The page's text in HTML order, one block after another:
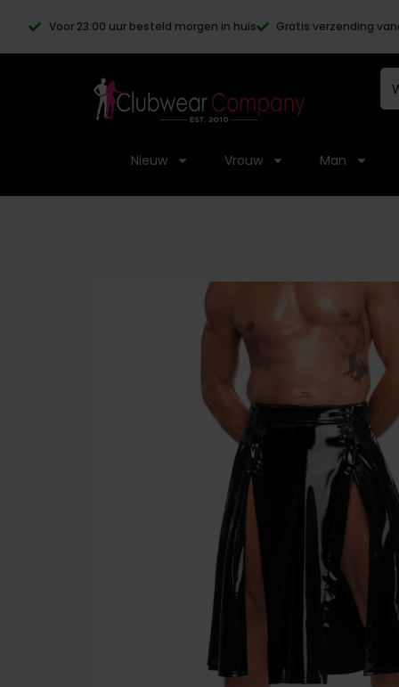
Voor 23:00 uur besteld morgen in huis Gratis verzending
Nieuw Vrouw Man